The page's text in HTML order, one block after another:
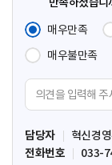
매우만족
매우불만족
견
입
력
담당자
혁신경
전화번호
033-